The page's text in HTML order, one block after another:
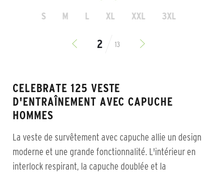
S M L XL XXL 3XL
13
CELEBRATE 125 VESTE
D'ENTRAÎNEMENT AVEC CAPUCHE
HOMMES
La veste de survêtement avec capuche allie un design
moderne et une grande fonctionnalité. L'intérieur en
interlock respirant, la capuche doublée et la